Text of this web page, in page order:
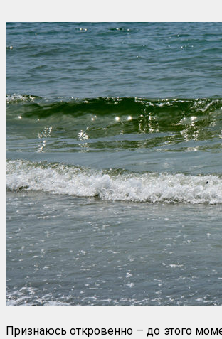
Признаюсь откровенно – до этого